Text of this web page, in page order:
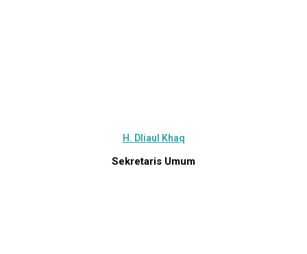
H. Dliaul Khaq
Sekretaris Umum